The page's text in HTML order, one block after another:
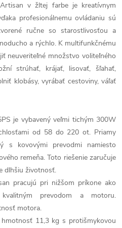
v žltej farbe je kreatívnym
profesionálnemu ovládaniu sú
ručne so starostlivosťou a
a rýchlo. K multifunkčnému
neuveriteľné množstvo voliteľného
strúhať, krájať, lisovať, šľahať,
klobásy, vyrábať cestoviny, váľať
je vybavený veľmi tichým 300W
od 58 do 220 ot. Priamy
s kovovými prevodmi namiesto
remeňa. Toto riešenie zaručuje
dlhšiu životnosť.
pracujú pri nižšom príkone ako
prevodom a motoru.
motora.
hmotnosť 11,3 kg s protišmykovou